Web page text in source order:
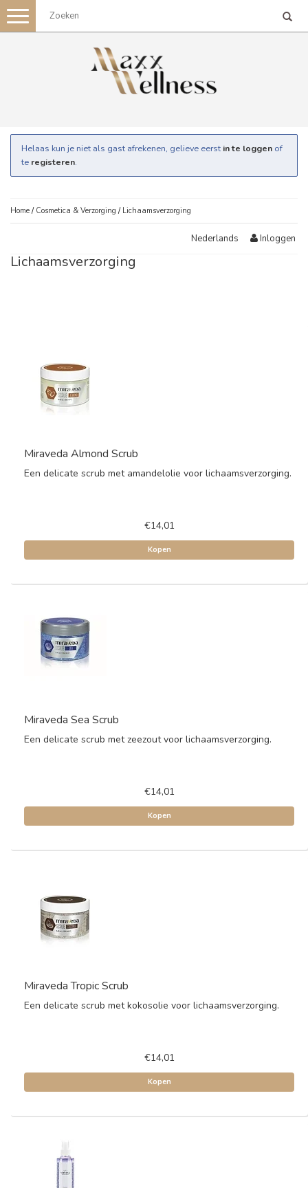
Toggle
navigation
Helaas kun je niet als gast afrekenen, gelieve eerst in te loggen of
te registeren.
Home / Cosmetica & Verzorging / Lichaamsverzorging
Nederlands Inloggen
Lichaamsverzorging
Miraveda Almond Scrub
Een delicate scrub met amandelolie voor lichaamsverzorging.
€14,01
Kopen
Miraveda Sea Scrub
Een delicate scrub met zeezout voor lichaamsverzorging.
€14,01
Kopen
Miraveda Tropic Scrub
Een delicate scrub met kokosolie voor lichaamsverzorging.
€14,01
Kopen